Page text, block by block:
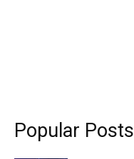
Popular Posts